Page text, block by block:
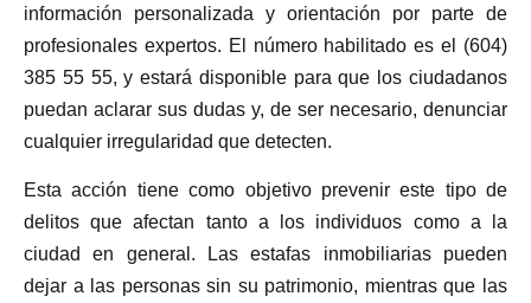
información personalizada y orientación por parte de
profesionales expertos. El número habilitado es el (604)
385 55 55, y estará disponible para que los ciudadanos
puedan aclarar sus dudas y, de ser necesario, denunciar
cualquier irregularidad que detecten.
Esta acción tiene como objetivo prevenir este tipo de
delitos que afectan tanto a los individuos como a la
ciudad en general. Las estafas inmobiliarias pueden
dejar a las personas sin su patrimonio, mientras que las